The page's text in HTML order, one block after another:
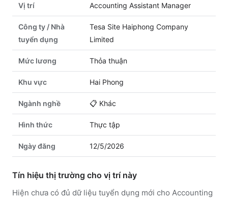
Vị trí Accounting Assistant Manager
Công ty / Nhà
tuyển dụng
Tesa Site Haiphong Company
Limited
Mức lương Thỏa thuận
Khu vực Hai Phong
Ngành nghề 📋 Khác
Hình thức Thực tập
Ngày đăng 12/5/2026
Tín hiệu thị trường cho vị trí này
Hiện chưa có đủ dữ liệu tuyển dụng mới cho Accounting